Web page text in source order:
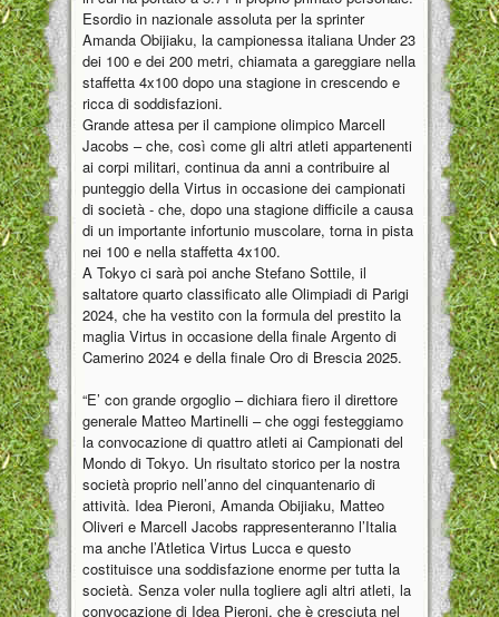
Esordio in nazionale assoluta per la sprinter
Amanda Obijiaku, la campionessa italiana Under 23
dei 100 e dei 200 metri, chiamata a gareggiare nella
staffetta 4x100 dopo una stagione in crescendo e
ricca di soddisfazioni.
Grande attesa per il campione olimpico Marcell
Jacobs – che, così come gli altri atleti appartenenti
ai corpi militari, continua da anni a contribuire al
punteggio della Virtus in occasione dei campionati
di società - che, dopo una stagione difficile a causa
di un importante infortunio muscolare, torna in pista
nei 100 e nella staffetta 4x100.
A Tokyo ci sarà poi anche Stefano Sottile, il
saltatore quarto classificato alle Olimpiadi di Parigi
2024, che ha vestito con la formula del prestito la
maglia Virtus in occasione della finale Argento di
Camerino 2024 e della finale Oro di Brescia 2025.
“E’ con grande orgoglio – dichiara fiero il direttore
generale Matteo Martinelli – che oggi festeggiamo
la convocazione di quattro atleti ai Campionati del
Mondo di Tokyo. Un risultato storico per la nostra
società proprio nell’anno del cinquantenario di
attività. Idea Pieroni, Amanda Obijiaku, Matteo
Oliveri e Marcell Jacobs rappresenteranno l’Italia
ma anche l’Atletica Virtus Lucca e questo
costituisce una soddisfazione enorme per tutta la
società. Senza voler nulla togliere agli altri atleti, la
convocazione di Idea Pieroni, che è cresciuta nel